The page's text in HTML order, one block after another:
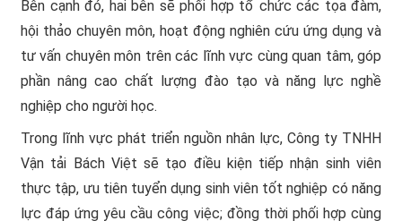
Bên cạnh đó, hai bên sẽ phối hợp tổ chức các tọa đàm,
hội thảo chuyên môn, hoạt động nghiên cứu ứng dụng và
tư vấn chuyên môn trên các lĩnh vực cùng quan tâm, góp
phần nâng cao chất lượng đào tạo và năng lực nghề
nghiệp cho người học.
Trong lĩnh vực phát triển nguồn nhân lực, Công ty TNHH
Vận tải Bách Việt sẽ tạo điều kiện tiếp nhận sinh viên
thực tập, ưu tiên tuyển dụng sinh viên tốt nghiệp có năng
lực đáp ứng yêu cầu công việc; đồng thời phối hợp cùng